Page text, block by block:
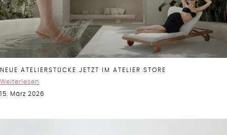
NEUE ATELIERSTÜCKE JETZT IM ATELIER STORE
Weiterlesen
15. März 2026